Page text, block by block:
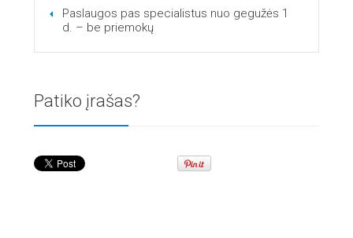
Paslaugos pas specialistus nuo gegužės 1
d. – be priemokų
Patiko įrašas?